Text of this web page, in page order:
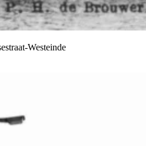
Westeinde